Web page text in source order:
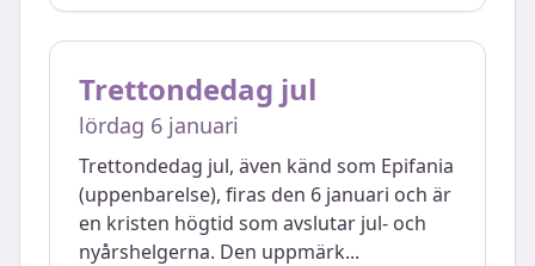
Trettondedag jul
lördag 6 januari
Trettondedag jul, även känd som Epifania
(uppenbarelse), firas den 6 januari och är
en kristen högtid som avslutar jul- och
nyårshelgerna. Den uppmärk...